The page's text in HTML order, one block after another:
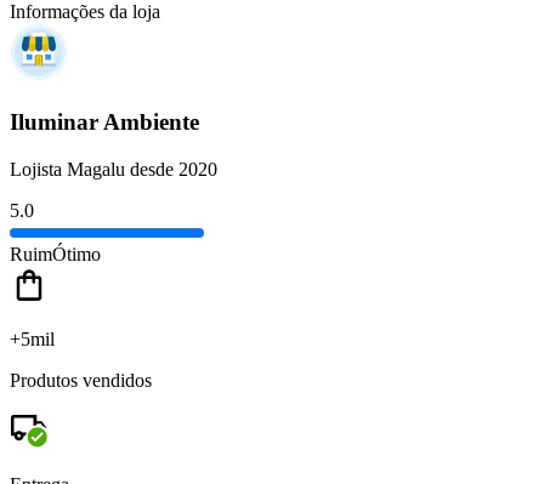
Informações da loja
Iluminar Ambiente
Lojista Magalu desde 2020
5.0
RuimÓtimo
+5mil
Produtos vendidos